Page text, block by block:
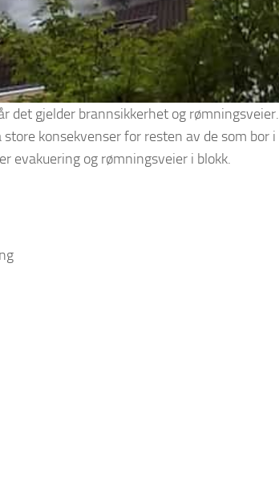
det gjelder brannsikkerhet og rømningsveier.
konsekvenser for resten av de som bor i
evakuering og rømningsveier i blokk.